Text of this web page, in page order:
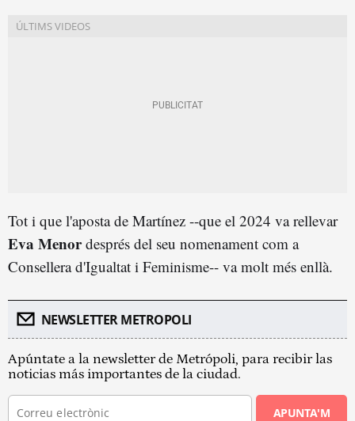
Tot i que l'aposta de Martínez --que el 2024 va rellevar
Eva Menordesprés del seu nomenament com a
Consellera d'Igualtat i Feminisme-- va molt més enllà.
NEWSLETTER METROPOLI
Apúntate a la newsletter de Metrópoli, para recibir las
noticias más importantes de la ciudad.
APUNTA'M